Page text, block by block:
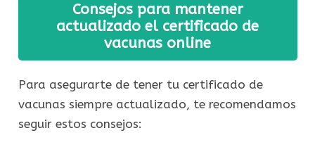
Consejos para mantener
actualizado el certificado de
vacunas online
Para asegurarte de tener tu certificado de
vacunas siempre actualizado, te recomendamos
seguir estos consejos: